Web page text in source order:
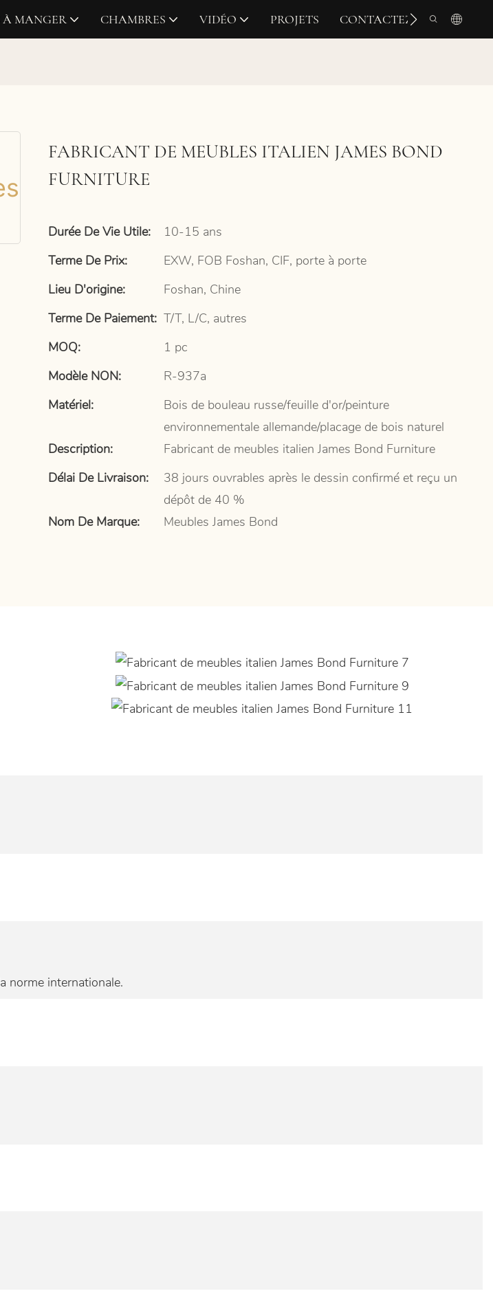
À MANGER CHAMBRES VIDÉO PROJETS CONTACTEZ-NOUS
FABRICANT DE MEUBLES ITALIEN JAMES BOND
FURNITURE
Durée De Vie Utile:
10-15 ans
Terme De Prix:
EXW, FOB Foshan, CIF, porte à porte
Lieu D'origine:
Foshan, Chine
Terme De Paiement: T/T, L/C, autres
MOQ:
1 pc
Modèle NON:
R-937a
Matériel:
Bois de bouleau russe/feuille d'or/peinture
environnementale allemande/placage de bois naturel
Description:
Fabricant de meubles italien James Bond Furniture
Délai De Livraison:
38 jours ouvrables après le dessin confirmé et reçu un
dépôt de 40 %
Nom De Marque:
Meubles James Bond
norme internationale.